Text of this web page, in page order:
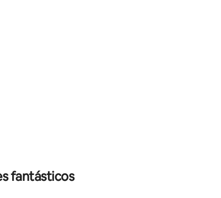
fantásticos